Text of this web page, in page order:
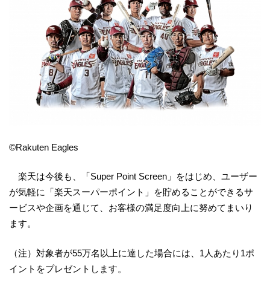
©Rakuten Eagles
楽天は今後も、「Super Point Screen」をはじめ、ユーザー
が気軽に「楽天スーパーポイント」を貯めることができるサ
ービスや企画を通じて、お客様の満足度向上に努めてまいり
ます。
（注）対象者が55万名以上に達した場合には、1人あたり1ポ
イントをプレゼントします。